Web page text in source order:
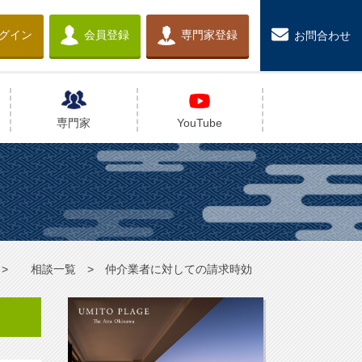
イン 会員登録 専門家登録 お問合わせ
専門家 YouTube
相談一覧 仲介業者に対しての請求時効